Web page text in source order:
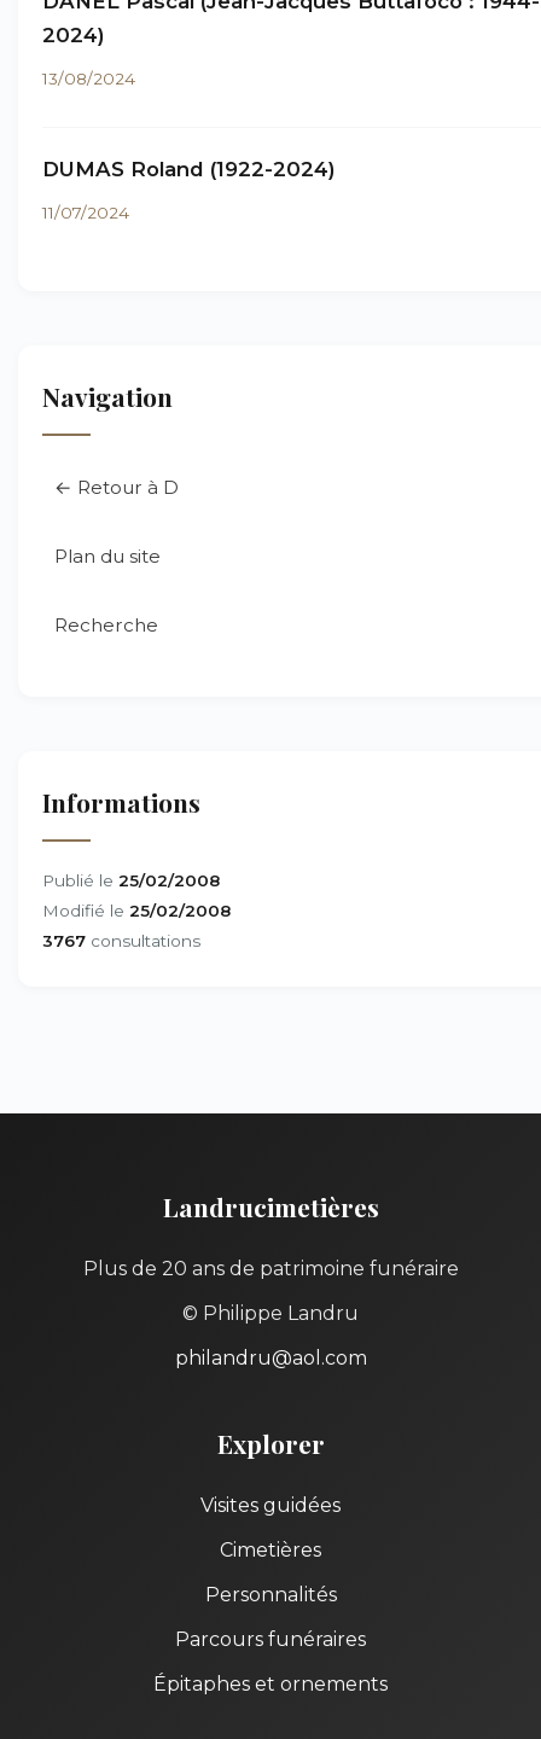
2024)
13/08/2024
DUMAS Roland (1922-2024)
11/07/2024
Navigation
← Retour à D
Plan du site
Recherche
Informations
Publié le 25/02/2008
Modifié le 25/02/2008
3767 consultations
Landrucimetières
Plus de 20 ans de patrimoine funéraire
© Philippe Landru
philandru@aol.com
Explorer
Visites guidées
Cimetières
Personnalités
Parcours funéraires
Épitaphes et ornements